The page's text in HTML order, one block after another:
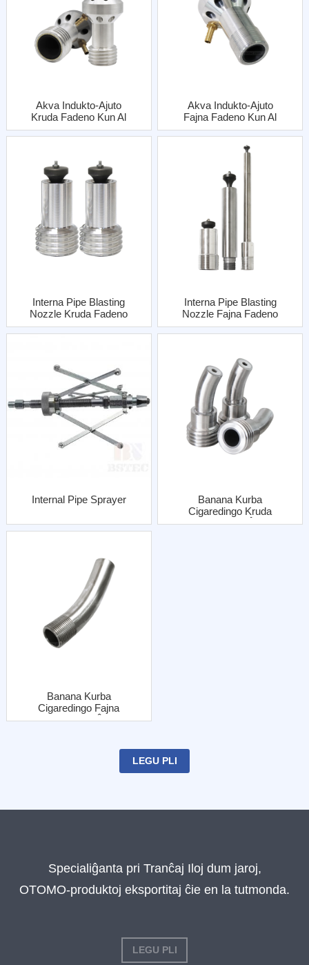
Akva Indukto-Ajuto
Kruda Fadeno Kun Al
Jako
Akva Indukto-Ajuto
Fajna Fadeno Kun Al
Jako
Interna Pipe Blasting
Nozzle Kruda Fadeno
Kun Al Jako
Interna Pipe Blasting
Nozzle Fajna Fadeno
Kun Al Jako
Internal Pipe Sprayer
Banana Kurba
Cigaredingo Kruda
Fadeno Kun Ŝtala
Banana Kurba
Cigaredingo Fajna
Fadeno Kun Ŝtala
LEGU PLI
Specialiĝanta pri Tranĉaj Iloj dum jaroj,
OTOMO-produktoj eksportitaj ĉie en la tutmonda.
LEGU PLI